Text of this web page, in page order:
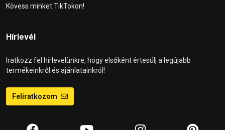
Kövess minket TikTokon!
Hírlevél
Iratkozz fel hírlevelünkre, hogy elsőként értesülj a legújabb
termékeinkről és ajánlatainkról!
Feliratkozom